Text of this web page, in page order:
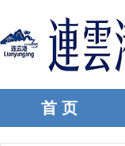
首 页